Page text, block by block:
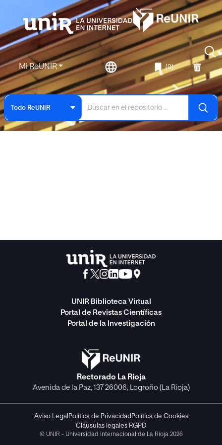
Mi ReUNIR (0)
Todo ReUNIR
UNIR Biblioteca Virtual
Portal de Revistas Científicas
Portal de la Investigación
Rectorado La Rioja
Avenida de la Paz, 137 26006, Logroño (La Rioja)
Aviso Legal Política de Privacidad Política de Cookies
Cláusulas legales RGPD
© UNIR - Universidad Internacional de La Rioja 2026